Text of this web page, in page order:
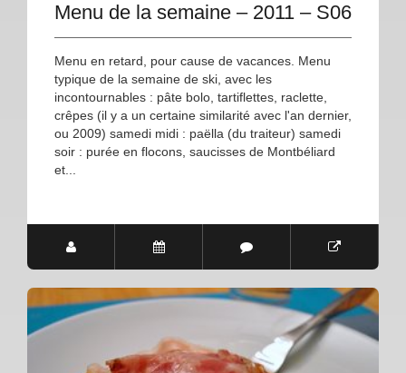
Menu de la semaine – 2011 – S06
Menu en retard, pour cause de vacances. Menu
typique de la semaine de ski, avec les
incontournables : pâte bolo, tartiflettes, raclette,
crêpes (il y a un certaine similarité avec l'an dernier,
ou 2009) samedi midi : paëlla (du traiteur) samedi
soir : purée en flocons, saucisses de Montbéliard
et...